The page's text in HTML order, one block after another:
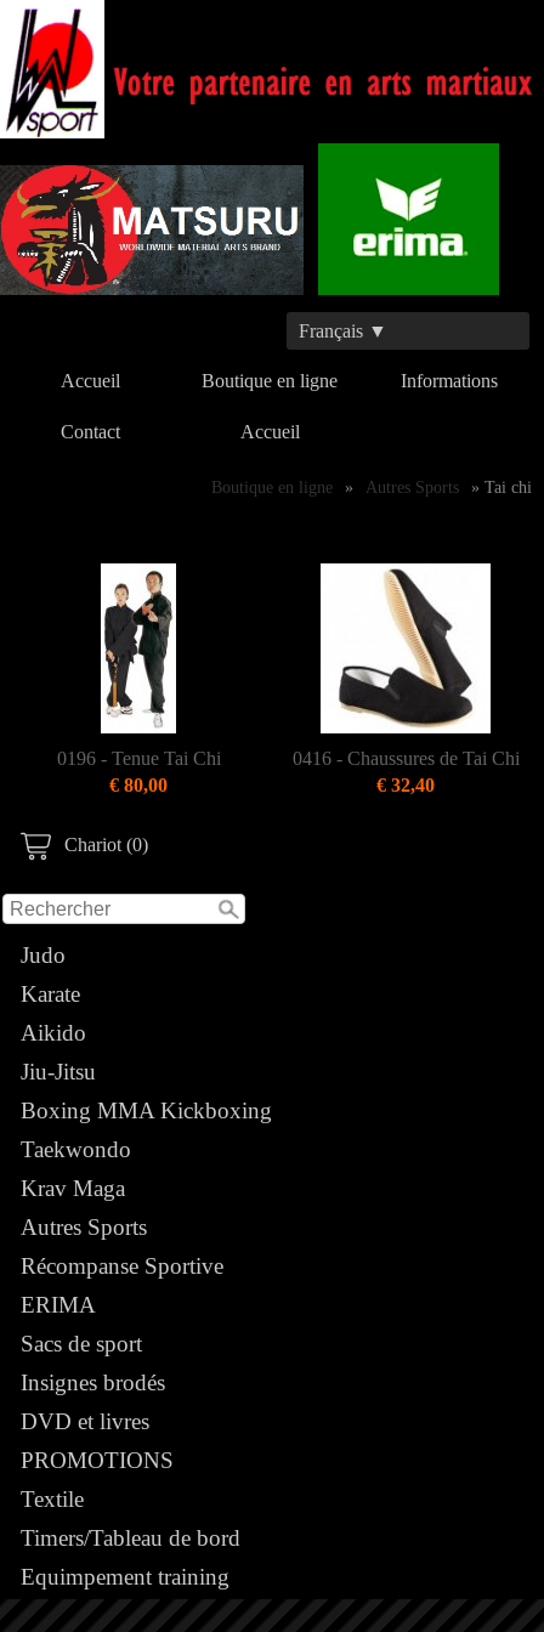
Français ▼
Accueil Boutique en ligne Informations
Contact Accueil
Chariot (0)
Judo
Karate
Aikido
Jiu-Jitsu
Boxing MMA Kickboxing
Taekwondo
Krav Maga
Autres Sports
Récompanse Sportive
ERIMA
Sacs de sport
Insignes brodés
DVD et livres
PROMOTIONS
Textile
Timers/Tableau de bord
Equimpement training
Boutique en ligne » Autres Sports » Tai chi
0196 - Tenue Tai Chi
€ 80,00
0416 - Chaussures de Tai Chi
€ 32,40